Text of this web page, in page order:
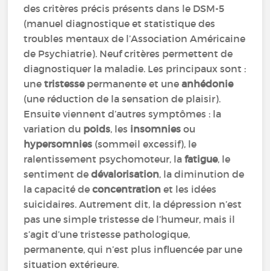
des critères précis présents dans le DSM-5
(manuel diagnostique et statistique des
troubles mentaux de l’Association Américaine
de Psychiatrie). Neuf critères permettent de
diagnostiquer la maladie. Les principaux sont :
unetristessepermanente et uneanhédonie
(une réduction de la sensation de plaisir).
Ensuite viennent d’autres symptômes : la
variation du poids, les insomnies ou
hypersomnies (sommeil excessif), le
ralentissement psychomoteur, lafatigue, le
sentiment dedévalorisation, la diminution de
la capacité deconcentration et les idées
suicidaires. Autrement dit, la dépression n’est
pas une simple tristesse de l’humeur, mais il
s’agit d’une tristesse pathologique,
permanente, qui n’est plus influencée par une
situation extérieure.